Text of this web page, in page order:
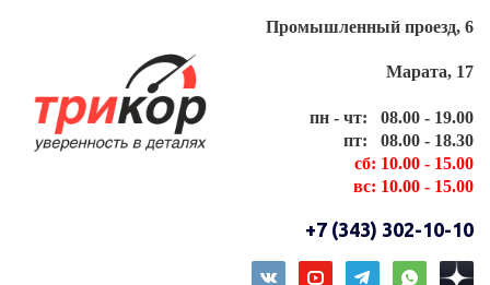
Промышленный проезд, 6
Марата, 17
пн - чт: 08.00 - 19.00
пт: 08.00 - 18.30
сб: 10.00 - 15.00
вс: 10.00 - 15.00
+7 (343) 302-10-10